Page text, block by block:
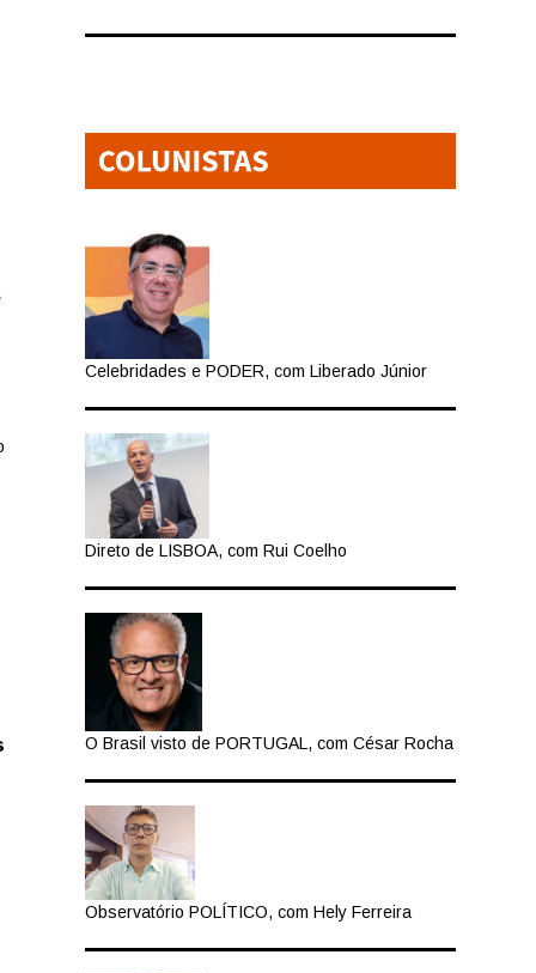
Celebridades e PODER, com Liberado Júnior
Direto de LISBOA, com Rui Coelho
O Brasil visto de PORTUGAL, com César Rocha
Observatório POLÍTICO, com Hely Ferreira